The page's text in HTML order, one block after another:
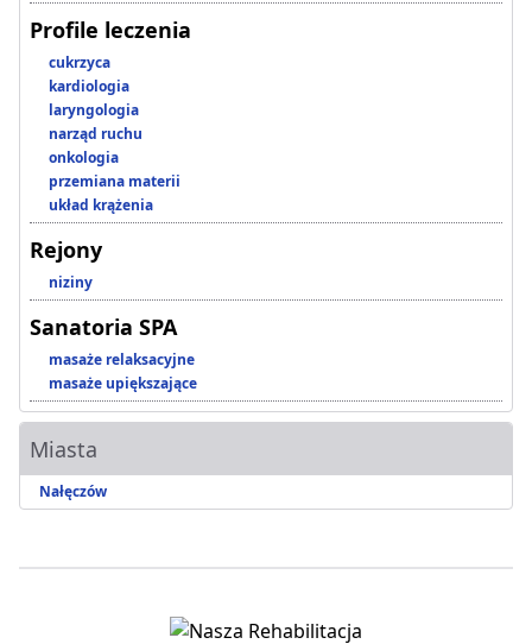
Profile leczenia
cukrzyca
kardiologia
laryngologia
narząd ruchu
onkologia
przemiana materii
układ krążenia
Rejony
niziny
Sanatoria SPA
masaże relaksacyjne
masaże upiększające
Miasta
Nałęczów